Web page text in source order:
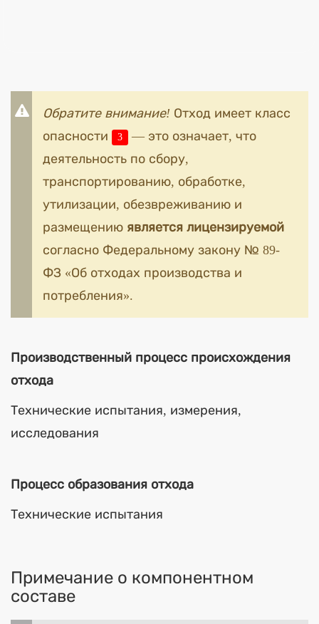
Обратите внимание! Отход имеет класс
опасности
3
— это означает, что
деятельность по сбору,
транспортированию, обработке,
утилизации, обезвреживанию и
размещению является лицензируемой
согласно Федеральному закону № 89-
ФЗ «Об отходах производства и
потребления».
Производственный процесс происхождения
отхода
Технические испытания, измерения,
исследования
Процесс образования отхода
Технические испытания
Примечание о компонентном
составе